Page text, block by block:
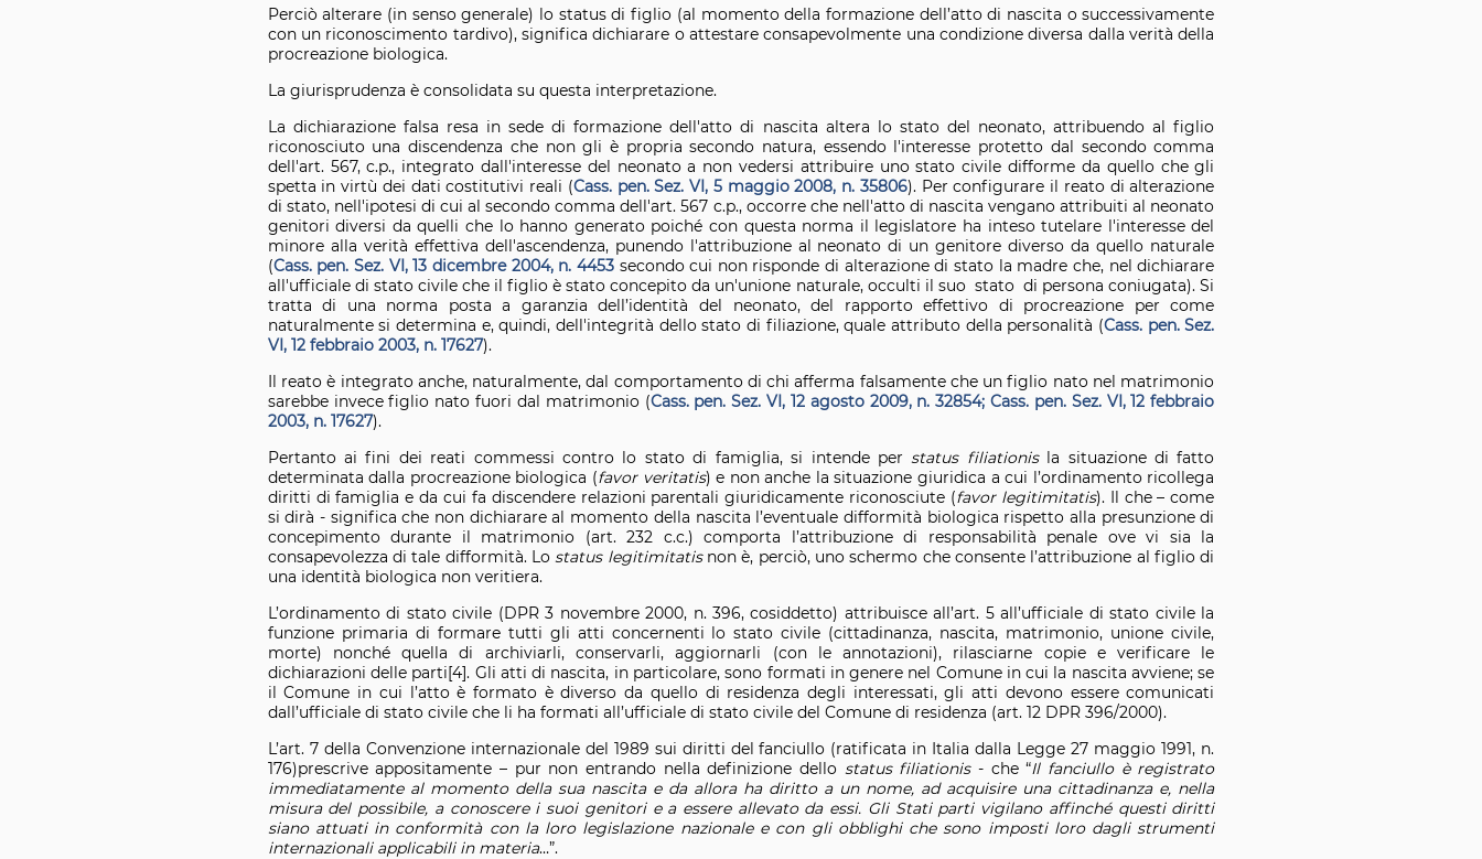
Perciò alterare (in senso generale) lo status di figlio (al momento della formazione dell’atto di nascita o successivamente
con un riconoscimento tardivo), significa dichiarare o attestare consapevolmente una condizione diversa dalla verità della
procreazione biologica.
La giurisprudenza è consolidata su questa interpretazione.
La dichiarazione falsa resa in sede di formazione dell'atto di nascita altera lo stato del neonato, attribuendo al figlio
riconosciuto una discendenza che non gli è propria secondo natura, essendo l'interesse protetto dal secondo comma
dell'art. 567, c.p., integrato dall'interesse del neonato a non vedersi attribuire uno stato civile difforme da quello che gli
spetta in virtù dei dati costitutivi reali (Cass. pen. Sez. VI, 5 maggio 2008, n. 35806). Per configurare il reato di alterazione
di stato, nell'ipotesi di cui al secondo comma dell'art. 567 c.p., occorre che nell'atto di nascita vengano attribuiti al neonato
genitori diversi da quelli che lo hanno generato poiché con questa norma il legislatore ha inteso tutelare l'interesse del
minore alla verità effettiva dell'ascendenza, punendo l'attribuzione al neonato di un genitore diverso da quello naturale
(Cass. pen. Sez. VI, 13 dicembre 2004, n. 4453 secondo cui non risponde di alterazione di stato la madre che, nel dichiarare
all'ufficiale di stato civile che il figlio è stato concepito da un'unione naturale, occulti il suo stato di persona coniugata). Si
tratta di una norma posta a garanzia dell’identità del neonato, del rapporto effettivo di procreazione per come
naturalmente si determina e, quindi, dell'integrità dello stato di filiazione, quale attributo della personalità (Cass. pen. Sez.
VI, 12 febbraio 2003, n. 17627).
Il reato è integrato anche, naturalmente, dal comportamento di chi afferma falsamente che un figlio nato nel matrimonio
sarebbe invece figlio nato fuori dal matrimonio (Cass. pen. Sez. VI, 12 agosto 2009, n. 32854; Cass. pen. Sez. VI, 12 febbraio
2003, n. 17627).
Pertanto ai fini dei reati commessi contro lo stato di famiglia, si intende perstatus filiationisla situazione di fatto
determinata dalla procreazione biologica (favor veritatis) e non anche la situazione giuridica a cui l’ordinamento ricollega
diritti di famiglia e da cui fa discendere relazioni parentali giuridicamente riconosciute (favor legitimitatis). Il che – come
si dirà - significa che non dichiarare al momento della nascita l’eventuale difformità biologica rispetto alla presunzione di
concepimento durante il matrimonio (art. 232 c.c.) comporta l’attribuzione di responsabilità penale ove vi sia la
consapevolezza di tale difformità. Lostatus legitimitatisnon è, perciò, uno schermo che consente l’attribuzione al figlio di
una identità biologica non veritiera.
L’ordinamento di stato civile (DPR 3 novembre 2000, n. 396, cosiddetto) attribuisce all’art. 5 all’ufficiale di stato civile la
funzione primaria di formare tutti gli atti concernenti lo stato civile (cittadinanza, nascita, matrimonio, unione civile,
morte) nonché quella di archiviarli, conservarli, aggiornarli (con le annotazioni), rilasciarne copie e verificare le
dichiarazioni delle parti[4]. Gli atti di nascita, in particolare, sono formati in genere nel Comune in cui la nascita avviene; se
il Comune in cui l’atto è formato è diverso da quello di residenza degli interessati, gli atti devono essere comunicati
dall’ufficiale di stato civile che li ha formati all’ufficiale di stato civile del Comune di residenza (art. 12 DPR 396/2000).
L’art. 7 della Convenzione internazionale del 1989 sui diritti del fanciullo (ratificata in Italia dalla Legge 27 maggio 1991, n.
176)prescrive appositamente – pur non entrando nella definizione dello status filiationis- che “Il fanciullo è registrato
immediatamente al momento della sua nascita e da allora ha diritto a un nome, ad acquisire una cittadinanza e, nella
misura del possibile, a conoscere i suoi genitori e a essere allevato da essi. Gli Stati parti vigilano affinché questi diritti
siano attuati in conformità con la loro legislazione nazionale e con gli obblighi che sono imposti loro dagli strumenti
internazionali applicabili in materia…”.